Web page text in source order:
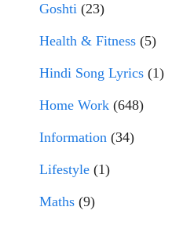
Goshti (23)
Health & Fitness (5)
Hindi Song Lyrics (1)
Home Work (648)
Information (34)
Lifestyle (1)
Maths (9)